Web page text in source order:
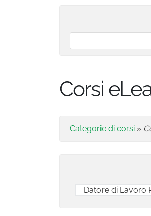
Corsi
Categorie di corsi »